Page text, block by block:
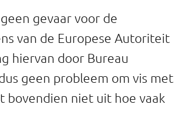
gevaar voor de
van de Europese Autoriteit
hiervan door Bureau
geen probleem om vis met
niet uit hoe vaak